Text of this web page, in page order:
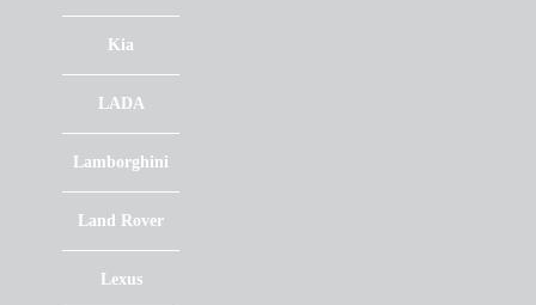
Kia
LADA
Lamborghini
Land Rover
Lexus